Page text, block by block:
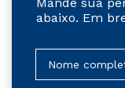
abaixo. Em